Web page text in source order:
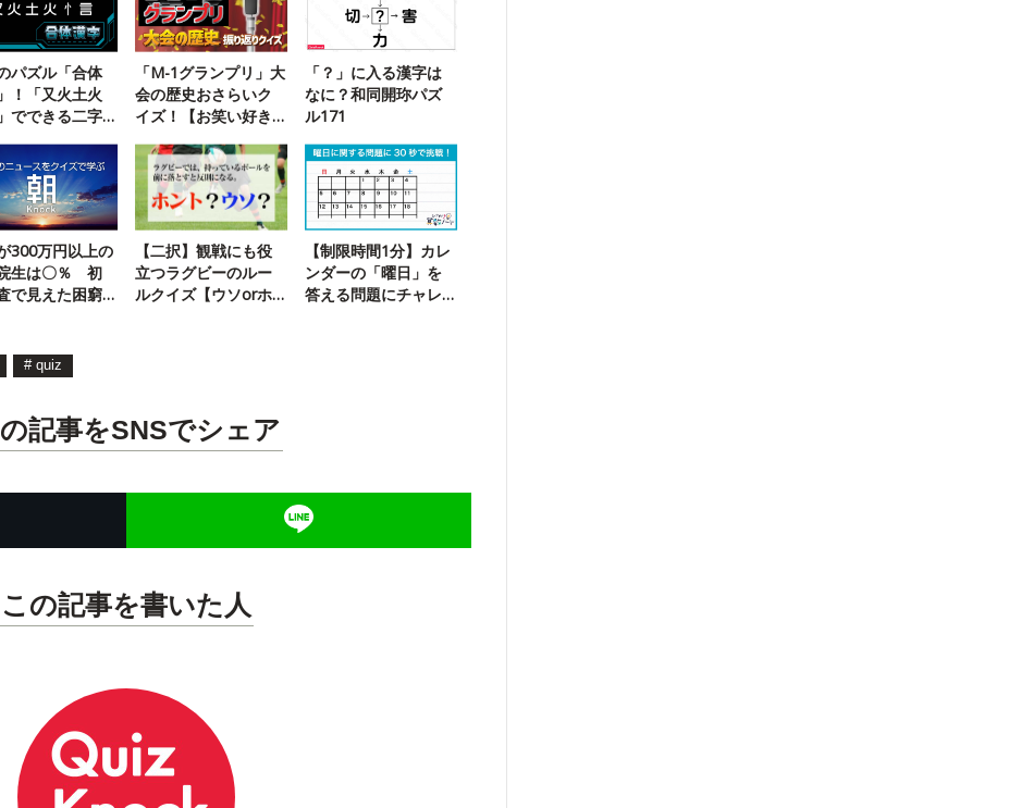
パズル「合体
！「又火土火
でできる二字
「M-1グランプリ」大
会の歴史おさらいク
イズ！【お笑い好き
「？」に入る漢字は
なに？和同開珎パズ
ル171
300万円以上の
生は〇％ 初
で見えた困窮
【二択】観戦にも役
立つラグビーのルー
ルクイズ【ウソorホ
【制限時間1分】カレ
ンダーの「曜日」を
答える問題にチャレ
# quiz
記事をSNSでシェア
この記事を書いた人